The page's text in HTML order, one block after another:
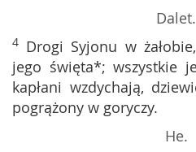
Dalet.
4 Drogi Syjonu w
jego święta*; wszystkie
kapłani wzdychają,
pogrążony w goryczy.
He.